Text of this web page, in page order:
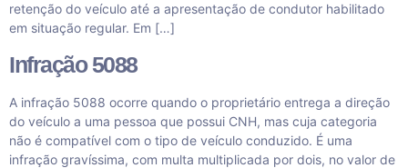
retenção do veículo até a apresentação de condutor habilitado
em situação regular. Em […]
Infração 5088
A infração 5088 ocorre quando o proprietário entrega a direção
do veículo a uma pessoa que possui CNH, mas cuja categoria
não é compatível com o tipo de veículo conduzido. É uma
infração gravíssima, com multa multiplicada por dois, no valor de